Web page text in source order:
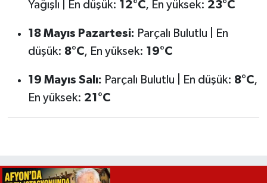
Yağışlı | En düşük: 12°C, En yüksek: 23°C
18 Mayıs Pazartesi: Parçalı Bulutlu | En
düşük: 8°C, En yüksek: 19°C
19 Mayıs Salı: Parçalı Bulutlu | En düşük: 8°C,
En yüksek: 21°C